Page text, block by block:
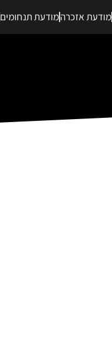
מודעת אזכרהמודעת תנחומים